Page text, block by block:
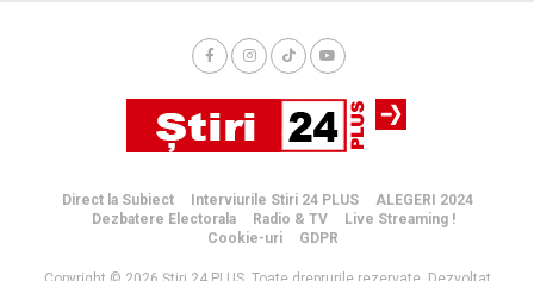
Direct la Subiect Interviurile Stiri 24 PLUS
ALEGERI 2024
Dezbatere Electorala
Radio & TV
Live Streaming !
Cookie-uri
GDPR